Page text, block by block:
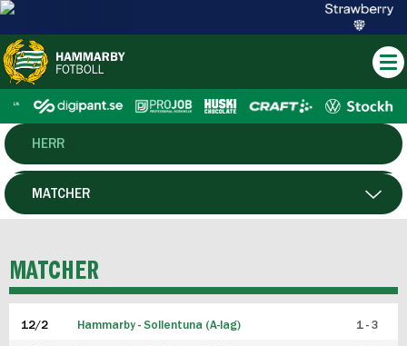
HERR
DAM
P19
F19
MATCHER
MATCHER
12/2 Hammarby - Sollentuna (A-lag) 1 - 3